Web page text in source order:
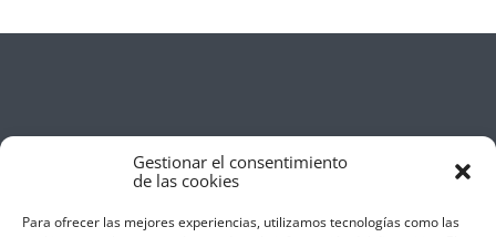
Gestionar el consentimiento
de las cookies
Para ofrecer las mejores experiencias, utilizamos tecnologías como las